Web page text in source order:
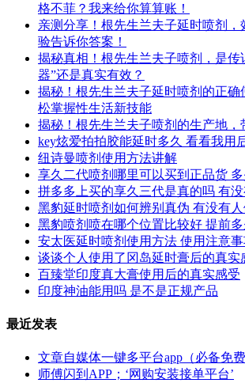
格不菲？我来给你算算账！
亲测分享！根先生兰夫子延时喷剂，
验告诉你答案！
揭秘真相！根先生兰夫子喷剂，是传
器”还是真实有效？
揭秘！根先生兰夫子延时喷剂的正确
松掌握性生活新技能
揭秘！根先生兰夫子喷剂的生产地，
key炫爱拍拍胶能延时多久 看看我用
纽诗曼喷剂使用方法讲解
享久二代喷剂哪里可以买到正品货
拼多多上买的享久三代是真的吗 有
黑豹延时喷剂如何辨别真伪 有没有
黑豹喷剂喷在哪个位置比较好 提前
安太医延时喷剂使用方法 使用注意事
谈谈个人使用了冈岛延时膏后的真实
百臻堂印度真大膏使用后的真实感受
印度神油能用吗 是不是正规产品
最近发表
文章自媒体一键多平台app（必备免费
师傅闪到APP；‘网购安装接单平台’